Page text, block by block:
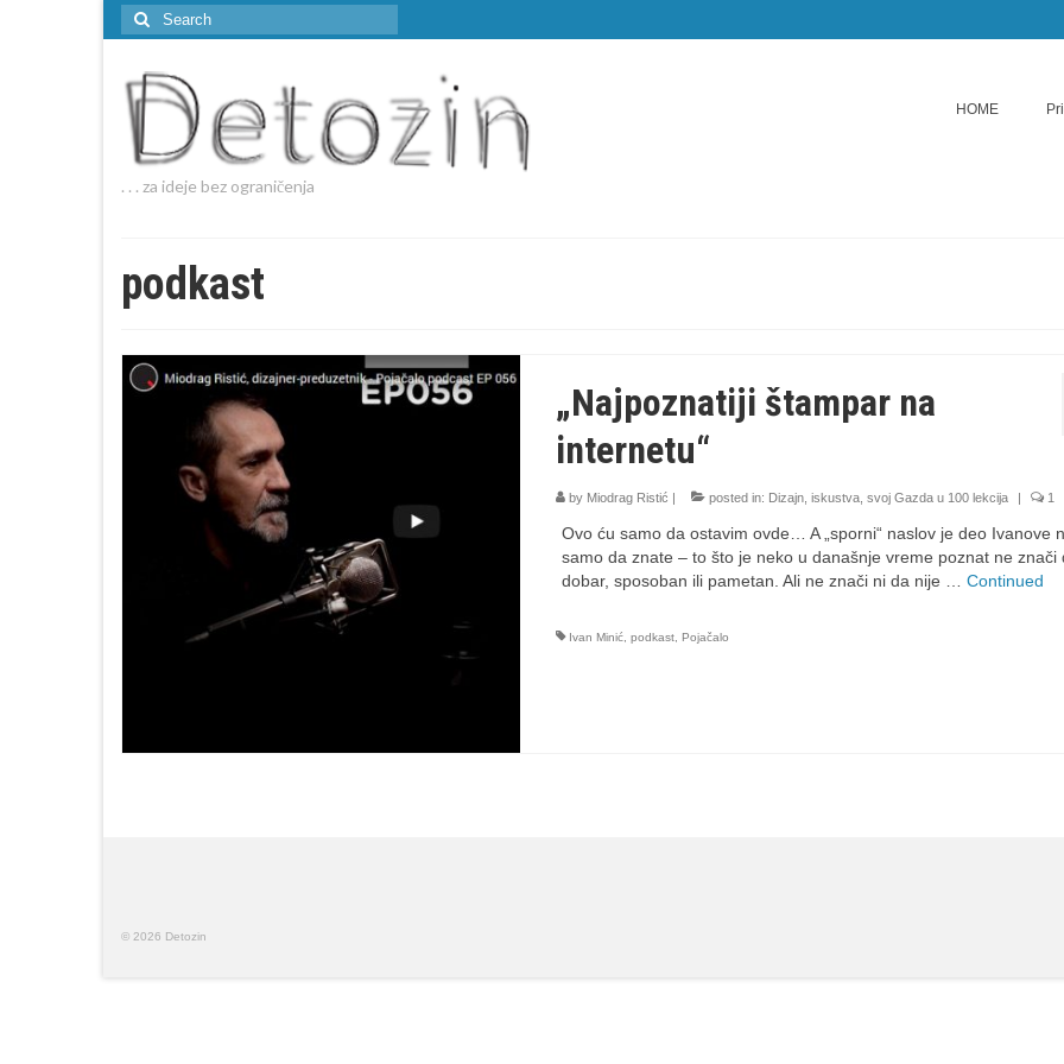
Search
for:
. . . za ideje bez ograničenja
HOME
podkast
„Najpoznatiji štampar na
internetu“
by Miodrag Ristić | posted in: Dizajn, iskustva, svoj Gazda u 100 lekcija | 1
Ovo ću samo da ostavim ovde… A „sporni“ naslov je deo Ivanove
samo da znate – to što je neko u današnje vreme poznat ne znači
dobar, sposoban ili pametan. Ali ne znači ni da nije … Continued
Ivan Minić, podkast, Pojačalo
© 2026 Detozin